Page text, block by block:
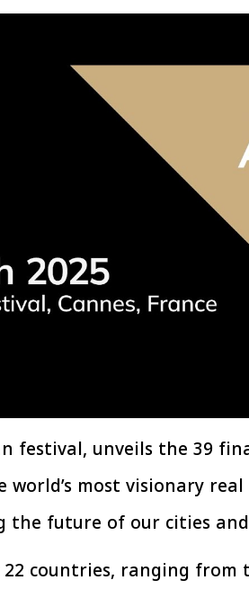
festival, unveils the 39
world’s most visionary
the future of our cities
countries, ranging from
بتنفيذ التوجيهات الرئاسية بطرح وحدات
سكنية بالإيجار للمواطنين